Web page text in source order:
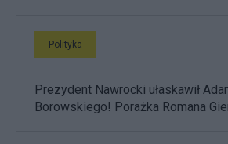
Polityka
Prezydent Nawrocki ułaskawił
Borowskiego! Porażka Romana